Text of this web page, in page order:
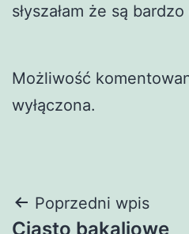
słyszałam że są
Możliwość
wyłączona.
Nawigacja
Poprzedni wpis
Ciasto bakaliowe